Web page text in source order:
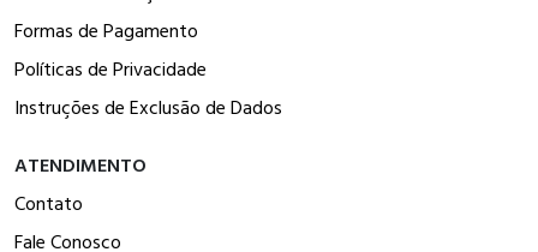
Formas de Pagamento
Políticas de Privacidade
Instruções de Exclusão de Dados
ATENDIMENTO
Contato
Fale Conosco